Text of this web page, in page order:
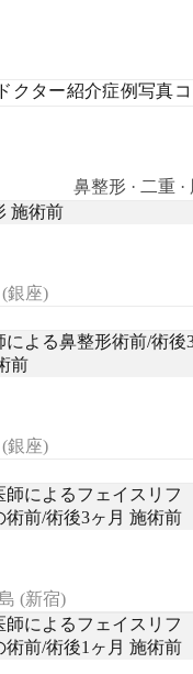
ドクター紹介症例写真
鼻整形 · 二重
銀座)
銀座)
(新宿)